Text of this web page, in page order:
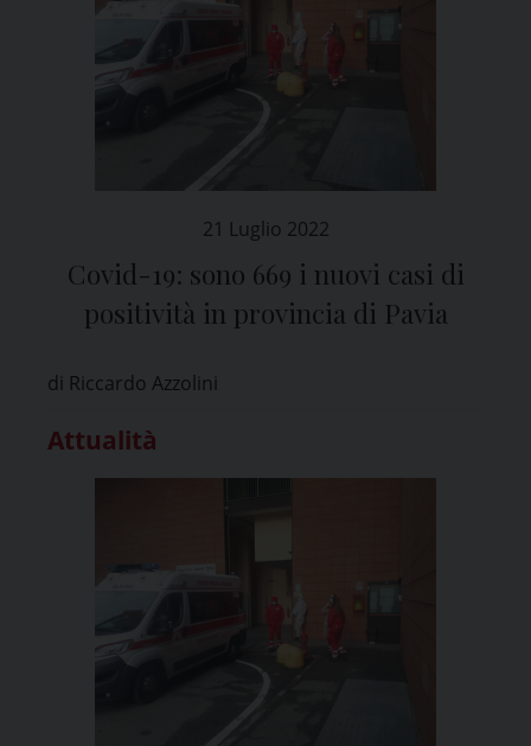
21 Luglio 2022
Covid-19: sono 669 i nuovi casi di
positività in provincia di Pavia
di Riccardo Azzolini
Attualità